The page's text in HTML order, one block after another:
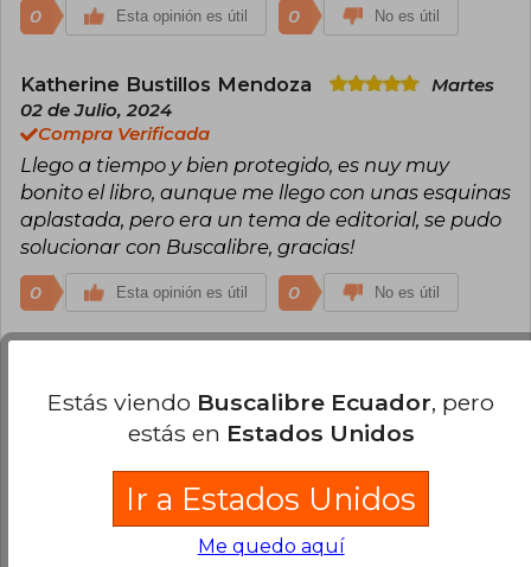
publicada por Titania, ha conquistado a lectores
de todo el mundo y sirvió de inspiración para la
llevando su universo literario a un público aún
0 Esta opinión es útil 0 No es útil
Katherine Bustillos Mendoza
Martes
02 de Julio, 2024
Compra Verificada
Llego a tiempo y bien protegido, es nuy muy
bonito el libro, aunque me llego con unas esquinas
aplastada, pero era un tema de editorial, se pudo
solucionar con Buscalibre, gracias!
0 Esta opinión es útil 0 No es útil
Compra Verificada
Excelente Historias! estoy pensando en seguir
leyendo los las sagas e historias después de haber
leídos la Saga Bridgerton
Esta opinión es útil 0
Estás viendo Buscalibre Ecuador, pero
estás en Estados Unidos
Ir a Estados Unidos
Me quedo aquí